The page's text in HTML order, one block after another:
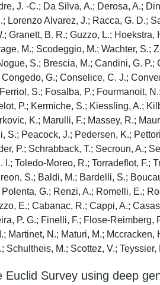
J. -C.; Da Silva, A.; Derosa, A.;
Alvarez, J.; Racca, G. D.;
B. R.; Guzzo, L.;
M.; Scodeggio, M.; Wachter, S.;
S.; Brescia, M.; Candini, G.
G.; Conselice, C. J.;
S.; Fosalba, P.; Fourmanoit,
P.; Kermiche, S.; Kiessling, A.;
K.; Marulli, F.; Massey, R.;
Peacock, J.; Pedersen, K.;
P.; Schrabback, T.; Secroun, A.;
Toledo-Moreo, R.; Torradeflot,
S.; Baldi, M.; Bardelli, S.;
G.; Renzi, A.; Romelli, E.;
E.; Cabanac, R.; Cappi, A.;
P. G.; Finelli, F.; Flose-
N.; Maturi, M.;
M.; Scottez, V.;
Survey using deep